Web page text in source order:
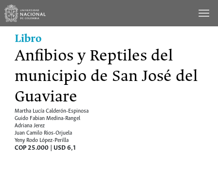
Saltar
contenido
Libro
Anfibios y Reptiles del
municipio de San José del
Guaviare
Martha Lucía Calderón-Espinosa
Guido Fabian Medina-Rangel
Adriana Jerez
Juan Camilo Rios-Orjuela
Yeny Rodo López-Perilla
COP 25.000 | USD 6,1